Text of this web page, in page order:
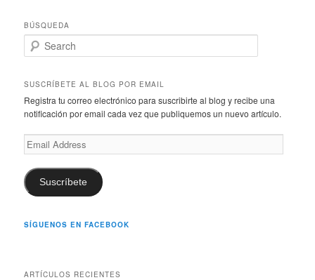
BÚSQUEDA
e
r
h
SUSCRÍBETE AL BLOG POR EMAIL
Registra tu correo electrónico para suscribirte al blog y recibe una
notificación por email cada vez que publiquemos un nuevo artículo.
Email
Address
Suscríbete
SÍGUENOS EN FACEBOOK
ARTÍCULOS RECIENTES